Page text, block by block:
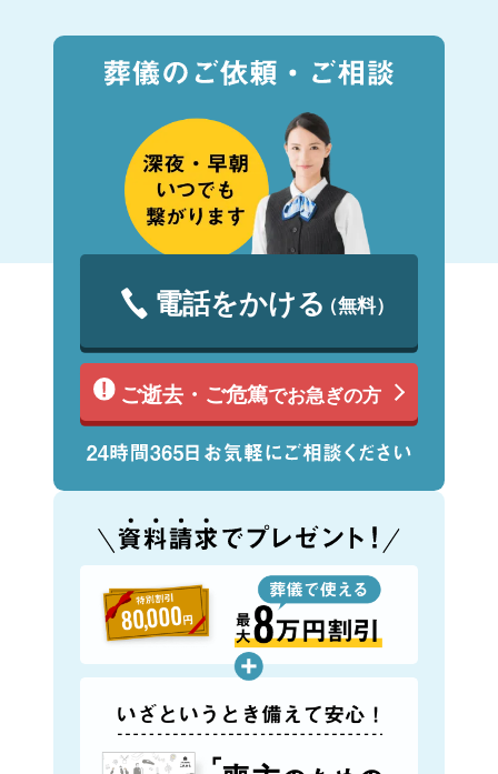
電話をかける（無料）
ご逝去・ご危篤でお急ぎの方